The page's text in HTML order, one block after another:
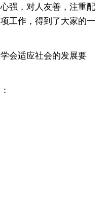
强，对人友善，注重配
工作，得到了大家的一
会适应社会的发展要